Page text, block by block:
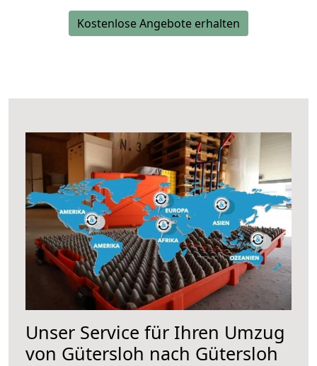
Kostenlose Angebote erhalten
Unser Service für Ihren Umzug
von Gütersloh nach Gütersloh